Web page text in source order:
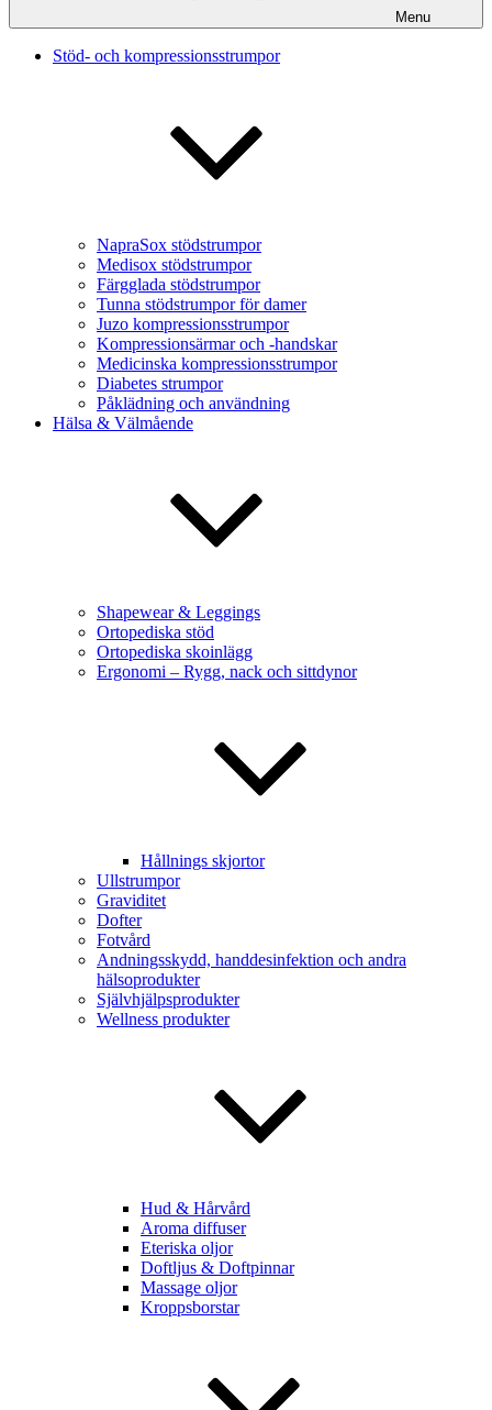
Menu
Stöd- och kompressionsstrumpor
NapraSox stödstrumpor
Medisox stödstrumpor
Färgglada stödstrumpor
Tunna stödstrumpor för damer
Juzo kompressionsstrumpor
Kompressionsärmar och -handskar
Medicinska kompressionsstrumpor
Diabetes strumpor
Påklädning och användning
Hälsa & Välmående
Shapewear & Leggings
Ortopediska stöd
Ortopediska skoinlägg
Ergonomi – Rygg, nack och sittdynor
Hållnings skjortor
Ullstrumpor
Graviditet
Dofter
Fotvård
Andningsskydd, handdesinfektion och andra
hälsoprodukter
Självhjälpsprodukter
Wellness produkter
Hud & Hårvård
Aroma diffuser
Eteriska oljor
Doftljus & Doftpinnar
Massage oljor
Kroppsborstar